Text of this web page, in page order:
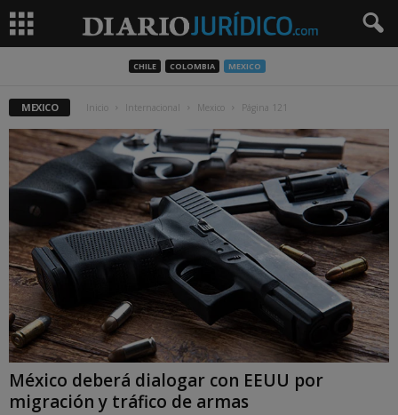
CHILE COLOMBIA MEXICO
MEXICO Inicio Internacional Mexico Página 121
México deberá dialogar con EEUU por
migración y tráfico de armas